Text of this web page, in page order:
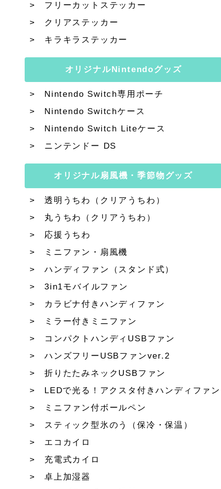
フリーカットステッカー
クリアステッカー
キラキラステッカー
オリジナルNintendoグッズ
Nintendo Switch専用ポーチ
Nintendo Switchケース
Nintendo Switch Liteケース
ニンテンドー DS
オリジナル扇風機・季節物グッズ
透明うちわ（クリアうちわ）
丸うちわ（クリアうちわ）
応援うちわ
ミニファン・扇風機
ハンディファン（スタンド式）
3in1モバイルファン
カラビナ付きハンディファン
ミラー付きミニファン
コンパクトハンディUSBファン
ハンズフリーUSBファンver.2
折りたたみネックUSBファン
LEDで光る！アクスタ付きハンディファン
ミニファン付ボールペン
スティック型氷のう（保冷・保温）
エコカイロ
充電式カイロ
卓上加湿器